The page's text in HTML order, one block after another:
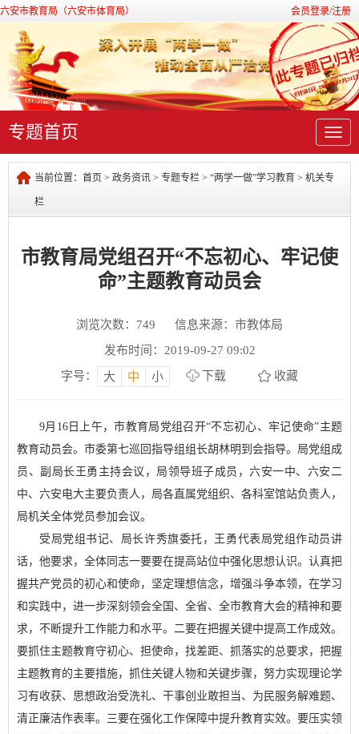
六安市教育局（六安市体育局） 会员登录/注册
导
航
专题首页
当前位置： 首页 > 政务资讯 > 专题专栏 > “两学一做”学习教育 > 机关专
栏
市教育局党组召开“不忘初心、牢记使
命”主题教育动员会
浏览次数： 749
信息来源：市教体局
发布时间：2019-09-27 09:02
字号：
大 中 小 下载 收藏
9月16日上午，市教育局党组召开“不忘初心、牢记使命”主题
教育动员会。市委第七巡回指导组组长胡林明到会指导。局党组成
员、副局长王勇主持会议，局领导班子成员，六安一中、六安二
中、六安电大主要负责人，局各直属党组织、各科室馆站负责人，
局机关全体党员参加会议。
受局党组书记、局长许秀旗委托，王勇代表局党组作动员讲
话，他要求，全体同志一要要在提高站位中强化思想认识。认真把
握共产党员的初心和使命，坚定理想信念，增强斗争本领，在学习
和实践中，进一步深刻领会全国、全省、全市教育大会的精神和要
求，不断提升工作能力和水平。二要在把握关键中提高工作成效。
要抓住主题教育守初心、担使命，找差距、抓落实的总要求，把握
主题教育的主要措施，抓住关键人物和关键步骤，努力实现理论学
习有收获、思想政治受洗礼、干事创业敢担当、为民服务解难题、
清正廉洁作表率。三要在强化工作保障中提升教育实效。要压实领